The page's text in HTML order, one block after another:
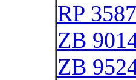
RP
ZB
ZB